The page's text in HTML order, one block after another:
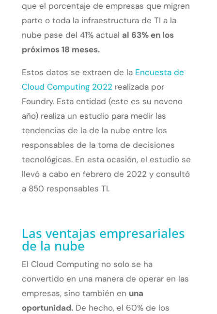
que el porcentaje de empresas que migren
parte o toda la infraestructura de TI a la
nube pase del 41% actual al 63% en los
próximos 18 meses.
Estos datos se extraen de la Encuesta de
Cloud Computing 2022 realizada por
Foundry. Esta entidad (este es su noveno
año) realiza un estudio para medir las
tendencias de la de la nube entre los
responsables de la toma de decisiones
tecnológicas. En esta ocasión, el estudio se
llevó a cabo en febrero de 2022 y consultó
a 850 responsables TI.
Las ventajas empresariales
de la nube
El Cloud Computing no solo se ha
convertido en una manera de operar en las
empresas, sino también en una
oportunidad.De hecho, el 60% de los